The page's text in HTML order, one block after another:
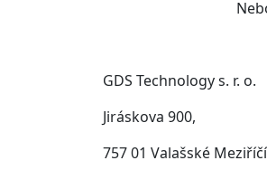
GDS Technology s. r. o.
Jiráskova 900,
757 01 Valašské Meziříčí